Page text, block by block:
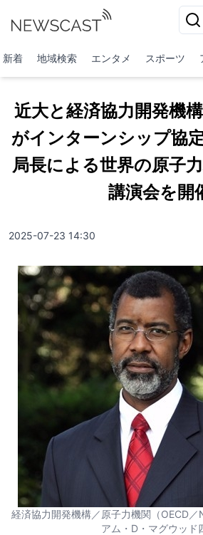
新着 地域検索 エンタメ スポーツ
近大と経済協力開発機
がインターンシップ協
局長による世界の原子
講演会を開
2025-07-23 14:30
経済協力開発機構／原子力機関（OECD
アム・D・マグウッド